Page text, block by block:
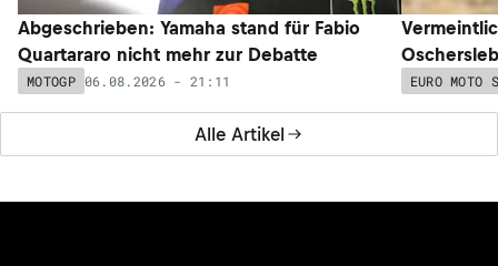
Alle Artikel
Abgeschrieben: Yamaha stand für Fabio
Quartararo nicht mehr zur Debatte
MOTOGP 06.08.2026 - 21:11 EURO MOTO